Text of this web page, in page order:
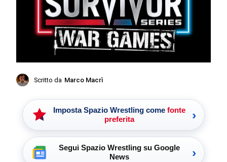
Scritto da Marco Macrì
Imposta Spazio Wrestling come fonte
preferita
›
Segui Spazio Wrestling su Google
News
›